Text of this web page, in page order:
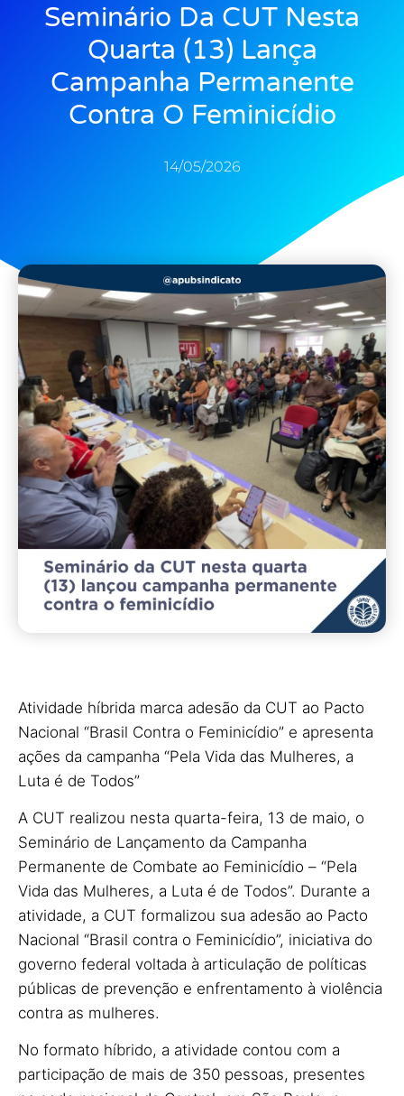
Seminário Da CUT Nesta
Quarta (13) Lança
Campanha Permanente
Contra O Feminicídio
14/05/2026
Atividade híbrida marca adesão da CUT ao Pacto
Nacional “Brasil Contra o Feminicídio” e apresenta
ações da campanha “Pela Vida das Mulheres, a
Luta é de Todos”
A CUT realizou nesta quarta-feira, 13 de maio, o
Seminário de Lançamento da Campanha
Permanente de Combate ao Feminicídio – “Pela
Vida das Mulheres, a Luta é de Todos”. Durante a
atividade, a CUT formalizou sua adesão ao Pacto
Nacional “Brasil contra o Feminicídio”, iniciativa do
governo federal voltada à articulação de políticas
públicas de prevenção e enfrentamento à violência
contra as mulheres.
No formato híbrido, a atividade contou com a
participação de mais de 350 pessoas, presentes